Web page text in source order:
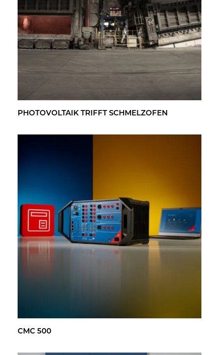
PHO­TO­VOL­TA­IK TRIFFT SCHMELZ­OFEN
CMC 500